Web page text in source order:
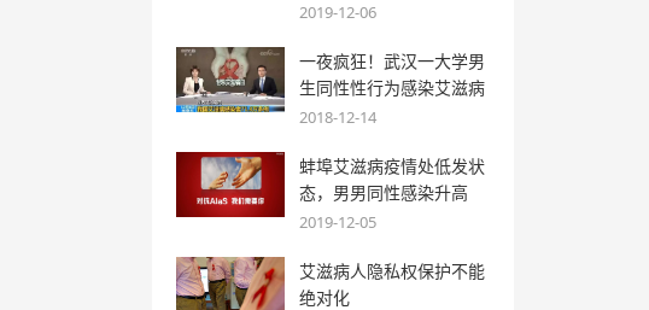
2019-12-06
一夜疯狂！武汉一大学男
生同性性行为感染艾滋病
2018-12-14
蚌埠艾滋病疫情处低发状
态，男男同性感染升高
2019-12-05
艾滋病人隐私权保护不能
绝对化